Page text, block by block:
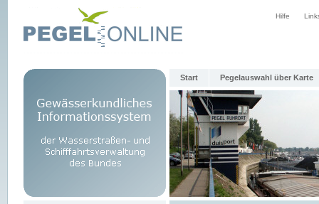
Hilfe
Start Pegelauswahl über Karte